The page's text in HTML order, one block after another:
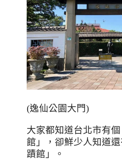
(逸仙公園大門)
大家都知道台北市有
館」，卻鮮少人知道
蹟館」。